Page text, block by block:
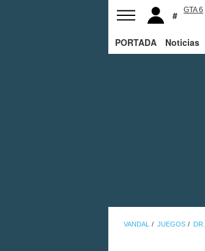
GTA 6
PORTADA Noticias
VANDAL JUEGOS